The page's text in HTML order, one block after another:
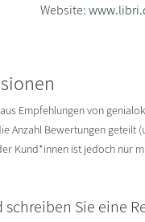
Website:
Empfehlungen von
Anzahl Bewertungen geteilt
Kund*innen ist jedoch nur
Sie eine